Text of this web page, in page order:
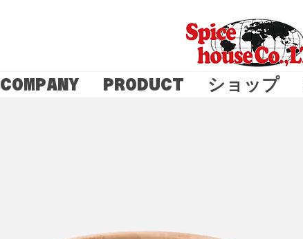
COMPANY PRODUCT ショップ